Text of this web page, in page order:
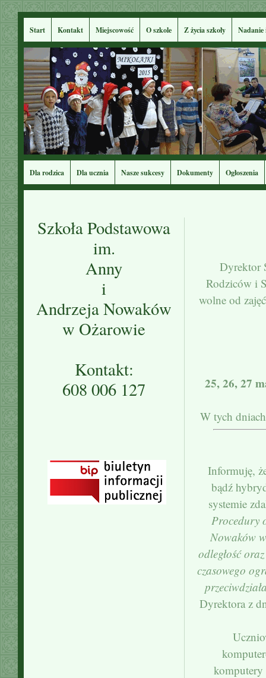
Start Kontakt Miejscowość O szkole Z życia szkoły Nadanie
Dla rodzica Dla ucznia Nasze sukcesy Dokumenty Ogłoszenia
Szkoła Podstawowa
im.
Anny
i
Andrzeja Nowaków
w Ożarowie
Kontakt:
608 006 127
Dyrektor
Rodziców i
wolne od
25, 26, 27
W tych
Informuję,
bądź
systemie
Procedury
Nowaków
odległość
czasowego
Dyrektora z
komputery